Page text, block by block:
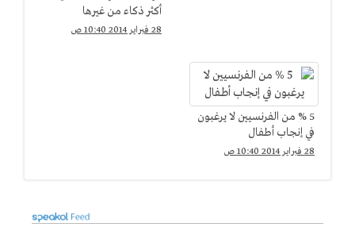
أكثر ذكاء من غيرها
28 فبراير 2014 10:40 ص
5 % من الفرنسيين لا يرغبون
في إنجاب أطفال
28 فبراير 2014 10:40 ص